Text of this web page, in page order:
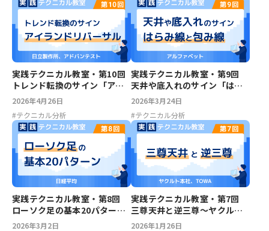
実践テクニカル教室・第10回
トレンド転換のサイン「アイ
ランドリバーサル」～日立製
作所、アドバンテスト
2026年4月26日
#テクニカル分析
実践テクニカル教室・第9回
天井や底入れのサイン「はら
み線」と「包み線」～アルフ
ァベット
2026年3月24日
#テクニカル分析
実践テクニカル教室・第8回
ローソク足の基本20パターン
～日経平均
2026年3月2日
実践テクニカル教室・第7回
三尊天井と逆三尊～ヤクルト
本社、TOWA
2026年1月26日